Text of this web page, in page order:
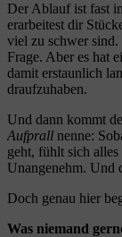
Der Ablauf ist fast
erarbeitest dir
viel zu schwer
Frage. Aber es hat
damit erstaunlich
draufzuhaben.
Und dann kommt
Aufprall nenne:
geht, fühlt sich
Unangenehm. Und
Doch genau hier
Was niemand